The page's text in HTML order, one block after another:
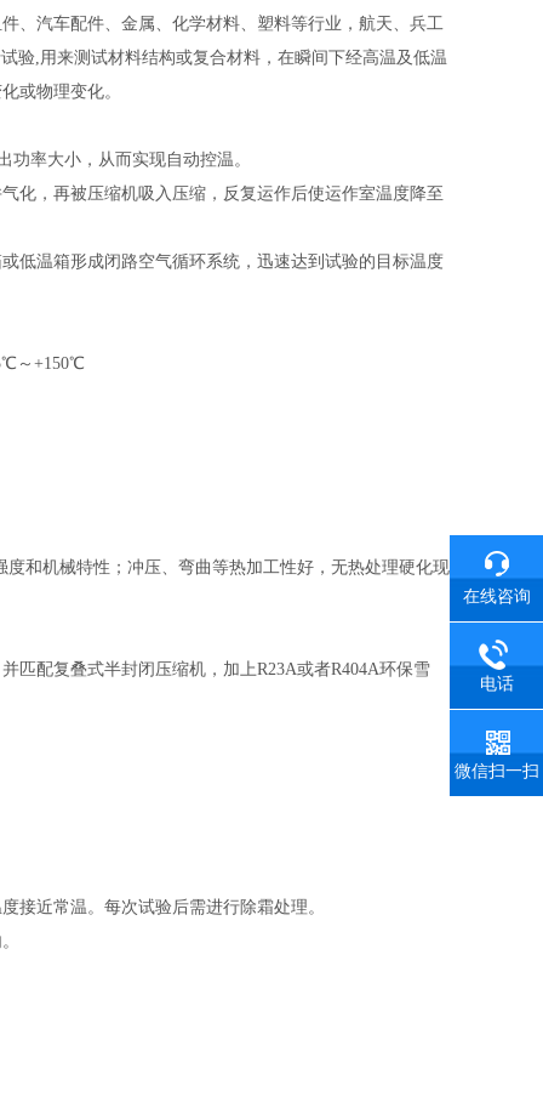
、汽车配件、金属、化学材料、塑料等行业，航天、兵工
验,用来测试材料结构或复合材料，在瞬间下经高温及低温
或物理变化。
率大小，从而实现自动控温。
化，再被压缩机吸入压缩，反复运作后使运作室温度降至
低温箱形成闭路空气循环系统，迅速达到试验的目标温度‌
～+150℃
和机械特性；冲压、弯曲等热加工性好，无热处理硬化现
匹配复叠式半封闭压缩机，加上R23A或者R404A环保雪
接近常温。每次试验后需进行除霜处理。
在线咨询
电话
微信扫一扫